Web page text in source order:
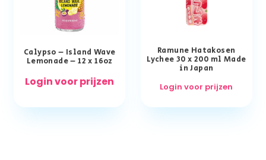
Calypso – Island Wave
Lemonade – 12 x 16oz
Login voor prijzen
Ramune Hatakosen
Lychee 30 x 200 ml Made
in Japan
Login voor prijzen